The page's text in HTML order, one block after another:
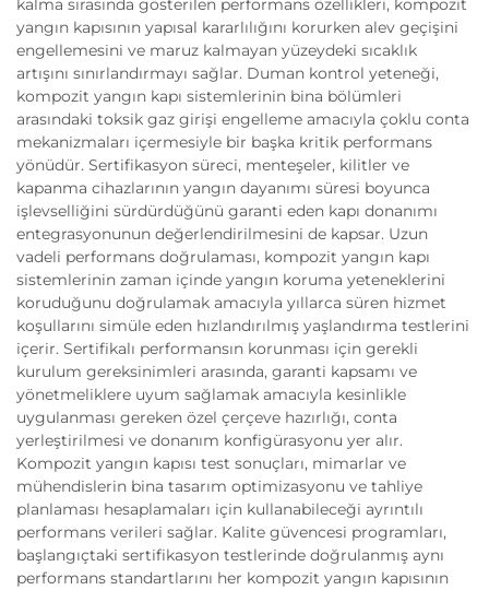
kalma sırasında gösterilen performans özellikleri, kompozit
yangın kapısının yapısal kararlılığını korurken alev geçişini
engellemesini ve maruz kalmayan yüzeydeki sıcaklık
artışını sınırlandırmayı sağlar. Duman kontrol yeteneği,
kompozit yangın kapı sistemlerinin bina bölümleri
arasındaki toksik gaz girişi engelleme amacıyla çoklu conta
mekanizmaları içermesiyle bir başka kritik performans
yönüdür. Sertifikasyon süreci, menteşeler, kilitler ve
kapanma cihazlarının yangın dayanımı süresi boyunca
işlevselliğini sürdürdüğünü garanti eden kapı donanımı
entegrasyonunun değerlendirilmesini de kapsar. Uzun
vadeli performans doğrulaması, kompozit yangın kapı
sistemlerinin zaman içinde yangın koruma yeteneklerini
koruduğunu doğrulamak amacıyla yıllarca süren hizmet
koşullarını simüle eden hızlandırılmış yaşlandırma testlerini
içerir. Sertifikalı performansın korunması için gerekli
kurulum gereksinimleri arasında, garanti kapsamı ve
yönetmeliklere uyum sağlamak amacıyla kesinlikle
uygulanması gereken özel çerçeve hazırlığı, conta
yerleştirilmesi ve donanım konfigürasyonu yer alır.
Kompozit yangın kapısı test sonuçları, mimarlar ve
mühendislerin bina tasarım optimizasyonu ve tahliye
planlaması hesaplamaları için kullanabileceği ayrıntılı
performans verileri sağlar. Kalite güvencesi programları,
başlangıçtaki sertifikasyon testlerinde doğrulanmış aynı
performans standartlarını her kompozit yangın kapısının